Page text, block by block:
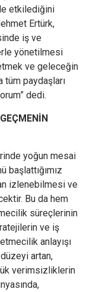
etkilediğini
Ertürk,
iş ve
yönetilmesi
ve geleceğin
tüm paydaşları
dedi.
yoğun mesai
başlattığımız
izlenebilmesi ve
Bu da hem
süreçlerinin
ve iş
anlayışı
artan,
verimsizliklerin